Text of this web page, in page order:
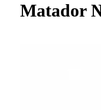
Matador